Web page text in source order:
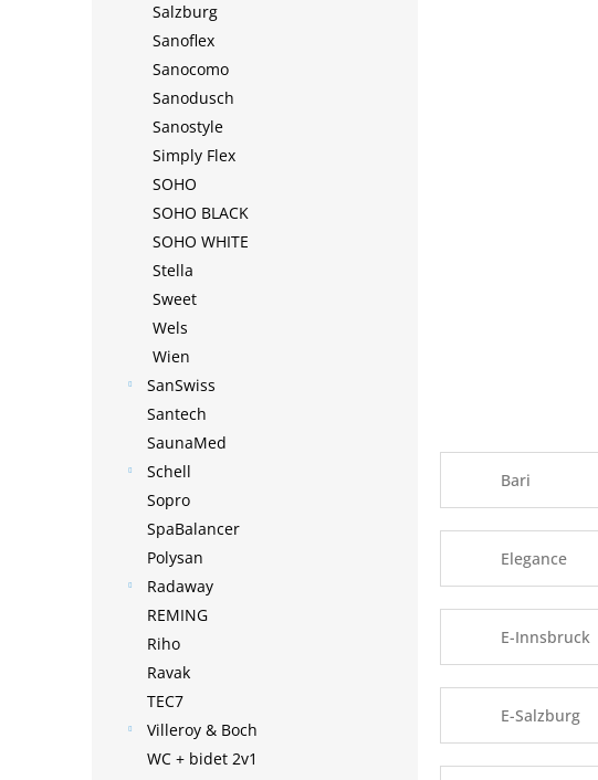
Salzburg
Sanoflex
Sanocomo
Sanodusch
Sanostyle
Simply Flex
SOHO
SOHO BLACK
SOHO WHITE
Stella
Sweet
Wels
Wien
SanSwiss
Santech
SaunaMed
Schell
Sopro
SpaBalancer
Polysan
Radaway
REMING
Riho
Ravak
TEC7
Villeroy & Boch
WC + bidet 2v1
Bari
Elegance
E-Innsbruck
E-Salzburg